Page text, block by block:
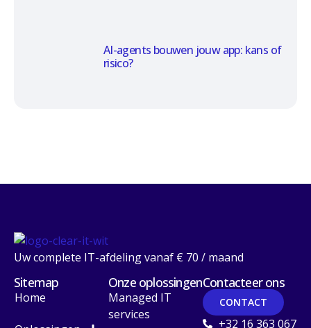
AI-agents bouwen jouw app: kans of
risico?
Uw complete IT-afdeling vanaf € 70 / maand
Sitemap
Home
Onze oplossingen
Managed IT
services
Contacteer ons
CONTACT
+32 16 363 067